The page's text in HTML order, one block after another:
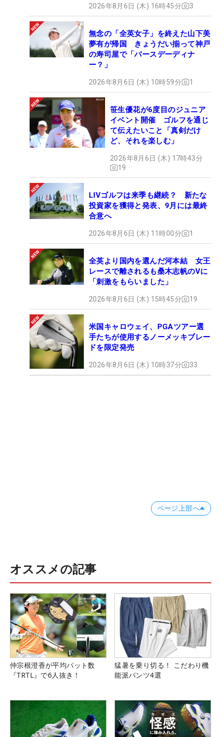
2026年8月6日 (木) 16時45分 3
無念の「全英女子」を終えた山下美
夢有が帰国 きょうだい揃って神戸
の寿司屋で「バースデーディナ
ー？」
2026年8月6日 (木) 10時59分 1
笹生優花が6度目のジュニア
イベント開催 ゴルフを通じ
て伝えたいこと「真剣だけ
ど、それを楽しむ」
2026年8月6日 (木) 17時43分
19
LIVゴルフは来季も継続？ 新たな
投資家を獲得と発表、9月には最終
合意へ
2026年8月6日 (木) 11時00分 1
全英より国内を選んだ河本結 女王
レースで離されるも桑木志帆のVに
「刺激をもらいました」
2026年8月6日 (木) 15時45分 19
米国キャロウェイ、PGAツアー選
手たちが使用するノーメッキブレー
ドを限定発売
2026年8月6日 (木) 10時37分 33
ページ上部へ
オススメの記事
仲宗根澄香が平均パット数
『TRTL』で6人抜き！
猛暑を乗り切る！ こだわり機
能派パンツ4選